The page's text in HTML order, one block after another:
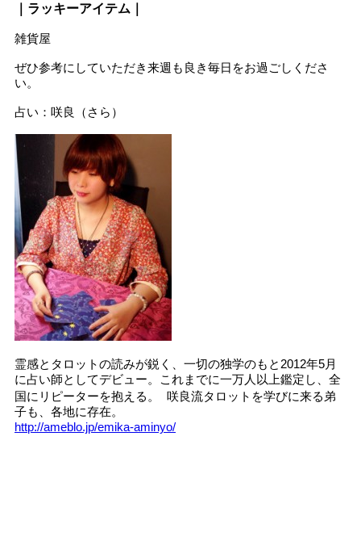
｜ラッキーアイテム｜
雑貨屋
ぜひ参考にしていただき来週も良き毎日をお過ごしくださ
い。
占い：咲良（さら）
霊感とタロットの読みが鋭く、一切の独学のもと2012年5月
に占い師としてデビュー。これまでに一万人以上鑑定し、全
国にリピーターを抱える。 咲良流タロットを学びに来る弟
子も、各地に存在。
http://ameblo.jp/emika-aminyo/